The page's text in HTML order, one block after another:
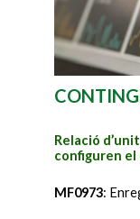
Relació
configuren
MF0973: